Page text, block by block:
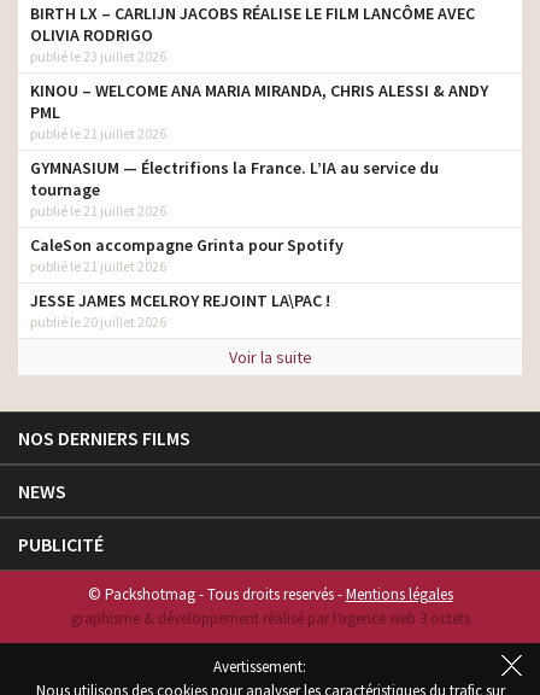
BIRTH LX – CARLIJN JACOBS RÉALISE LE FILM LANCÔME AVEC
OLIVIA RODRIGO
publié le 23 juillet 2026
KINOU – WELCOME ANA MARIA MIRANDA, CHRIS ALESSI & ANDY
PML
publié le 21 juillet 2026
GYMNASIUM — Électrifions la France. L’IA au service du
tournage
publié le 21 juillet 2026
CaleSon accompagne Grinta pour Spotify
publié le 21 juillet 2026
JESSE JAMES MCELROY REJOINT LA\PAC !
publié le 20 juillet 2026
Voir la suite
NOS DERNIERS FILMS
NEWS
PUBLICITÉ
© Packshotmag - Tous droits reservés -Mentions légales
graphisme & développement réalisé par l‘agence web 3 octets
Avertissement:
Nous utilisons des cookies pour analyser les caractéristiques du trafic sur